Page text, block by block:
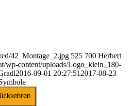
42_Montage_2.jpg 525 700 Herbert
wp-content/uploads/Logo_klein_180-
2016-09-01 20:27:51 2017-08-23